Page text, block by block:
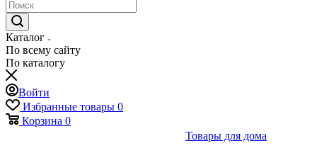
Каталог
По всему сайту
По каталогу
Войти
Избранные товары 0
Корзина 0
Товары для дома